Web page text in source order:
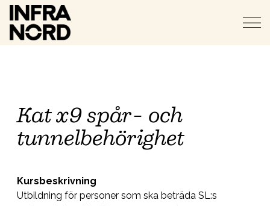
Kat x9 spår- och
tunnelbehörighet
Kursbeskrivning
Utbildning för personer som ska beträda SL:s